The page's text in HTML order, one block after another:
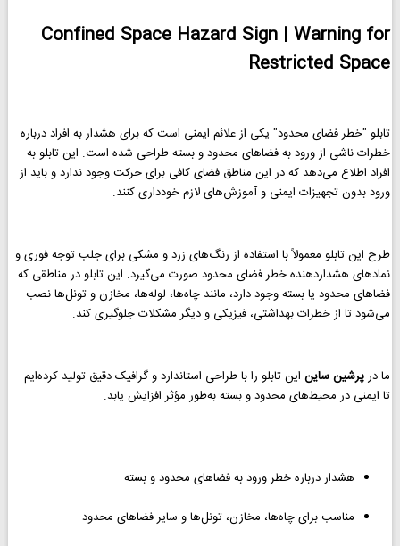
Confined Space Hazard Sign | Warning for
Restricted Space
تابلو "خطر فضای محدود" یکی از علائم ایمنی است که برای هشدار به افراد درباره
خطرات ناشی از ورود به فضاهای محدود و بسته طراحی شده است. این تابلو به
افراد اطلاع می‌دهد که در این مناطق فضای کافی برای حرکت وجود ندارد و باید از
ورود بدون تجهیزات ایمنی و آموزش‌های لازم خودداری کنند.
طرح این تابلو معمولاً با استفاده از رنگ‌های زرد و مشکی برای جلب توجه فوری و
نمادهای هشداردهنده خطر فضای محدود صورت می‌گیرد. این تابلو در مناطقی که
فضاهای محدود یا بسته وجود دارد، مانند چاه‌ها، لوله‌ها، مخازن و تونل‌ها نصب
می‌شود تا از خطرات بهداشتی، فیزیکی و دیگر مشکلات جلوگیری کند.
ما درپرشین ساین این تابلو را با طراحی استاندارد و گرافیک دقیق تولید کرده‌ایم
تا ایمنی در محیط‌های محدود و بسته به‌طور مؤثر افزایش یابد.
هشدار درباره خطر ورود به فضاهای محدود و بسته
مناسب برای چاه‌ها، مخازن، تونل‌ها و سایر فضاهای محدود